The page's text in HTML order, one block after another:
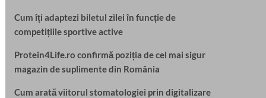
Cum îți adaptezi biletul zilei în funcție de
competițiile sportive active
Protein4Life.ro confirmă poziția de cel mai sigur
magazin de suplimente din România
Cum arată viitorul stomatologiei prin digitalizare